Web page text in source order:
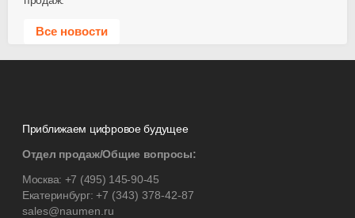
Все новости
Приближаем цифровое будущее
Отдел продаж/Общие вопросы:
Москва: +7 (495) 145-90-45
Екатеринбург:+7 (343) 378-42-87
sales@naumen.ru